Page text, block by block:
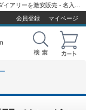
会員登録
マイページ